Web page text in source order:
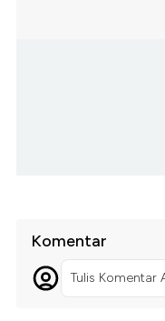
Komentar
Tulis Komentar